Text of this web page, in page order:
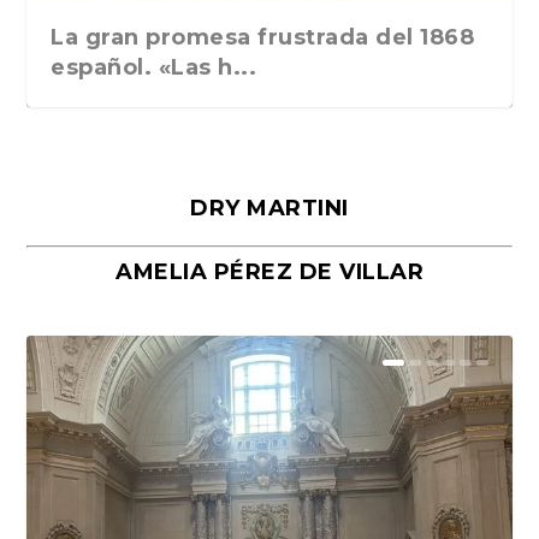
La gran promesa frustrada del 1868
español. «Las h...
Málaga, verso en azul, de Rafael
Porras y Salvador...
«La cocina hebrea. Alimentación
del pueblo judío e...
DRY MARTINI
AMELIA PÉREZ DE VILLAR